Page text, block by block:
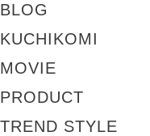
BLOG
KUCHIKOMI
MOVIE
PRODUCT
TREND STYLE